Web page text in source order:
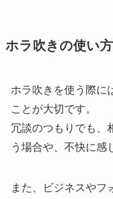
ホラ吹きの使い
ホラ吹きを使う際に
ことが大切です。
冗談のつもりでも、
う場合や、不快に感
また、ビジネスやフ